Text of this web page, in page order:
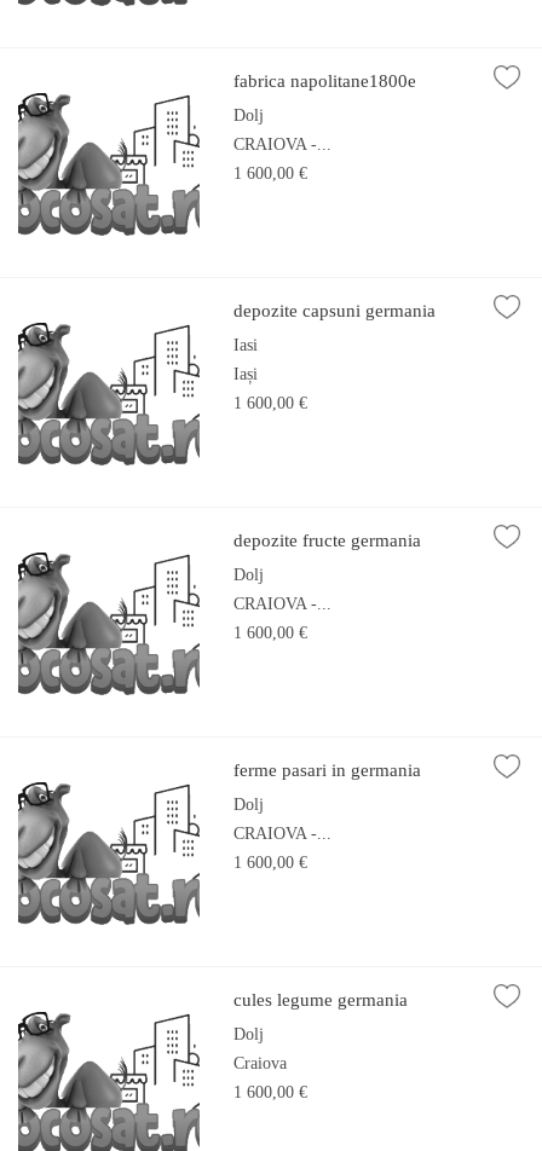
fabrica napolitane1800e
Dolj
CRAIOVA -...
1 600,00 €
depozite capsuni germania
Iasi
Iași
1 600,00 €
depozite fructe germania
Dolj
CRAIOVA -...
1 600,00 €
ferme pasari in germania
Dolj
CRAIOVA -...
1 600,00 €
cules legume germania
Dolj
Craiova
1 600,00 €